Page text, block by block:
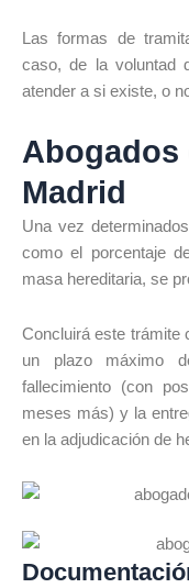
Las formas de
caso, de la voluntad
atender a si existe, o
Abogados
Madrid
Una vez
como el porcentaje
masa hereditaria, se
Concluirá este trámite
un plazo máximo
fallecimiento (con
meses más) y la
en la adjudicación de